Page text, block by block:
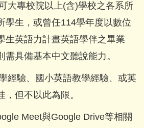
大專校院以上(含)學校之各系所
學生，或曾任114學年度以數位
生英語力計畫英語學伴之畢業
具備基本中文聽說能力。
經驗、國小英語教學經驗、或英
但不以此為限。
Meet與Google Drive等相關